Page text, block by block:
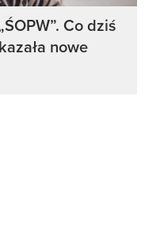
Co dziś
nowe